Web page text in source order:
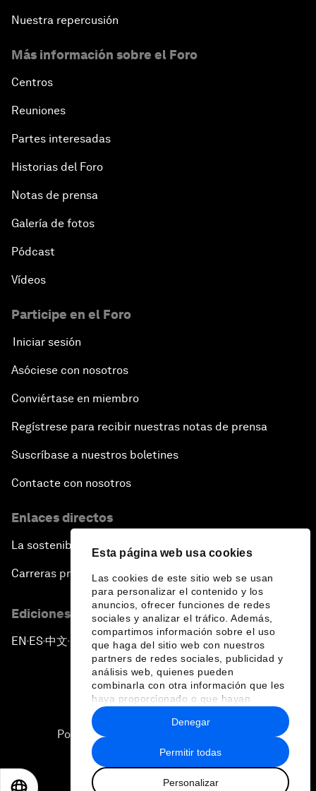
Esta página web usa cookies
Las cookies de este sitio web se usan
para personalizar el contenido y los
anuncios, ofrecer funciones de redes
sociales y analizar el tráfico. Además,
compartimos información sobre el uso
que haga del sitio web con nuestros
partners de redes sociales, publicidad y
análisis web, quienes pueden
combinarla con otra información que les
haya proporcionado o que hayan
recopilado a partir del uso que haya
hecho de sus servicios.
Permitir todas
Personalizar
Denegar
Nuestra repercusión
Más información sobre el Foro
Centros
Reuniones
Partes interesadas
Historias del Foro
Notas de prensa
Galería de fotos
Pódcast
Vídeos
Participe en el Foro
Iniciar sesión
Asóciese con nosotros
Conviértase en miembro
Regístrese para recibir nuestras notas de prensa
Suscríbase a nuestros boletines
Contacte con nosotros
Enlaces directos
La sostenibilidad en el Foro
Carreras profesionales
Ediciones en otros idiomas
EN ▪ ES▪中文▪ 日本語
Política de privacidad y normas de uso
2026 Foro Económico Mundial